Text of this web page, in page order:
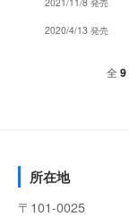
2020/4/13 発売
全9
所在地
〒101-0025